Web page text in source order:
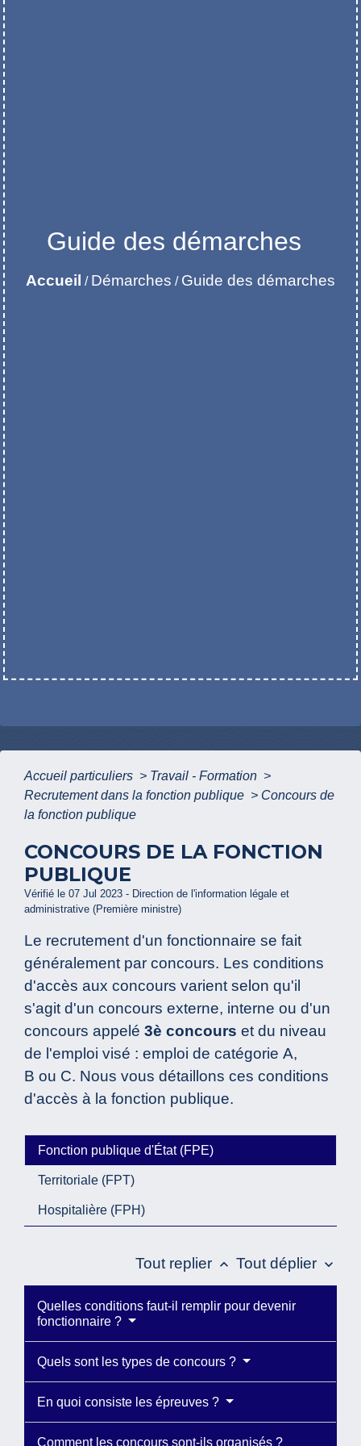
Guide des démarches
Accueil / Démarches / Guide des démarches
Accueil particuliers > Travail - Formation >
Recrutement dans la fonction publique > Concours de
la fonction publique
CONCOURS DE LA FONCTION
PUBLIQUE
Vérifié le 07 Jul 2023 - Direction de l'information légale et
administrative (Première ministre)
Le recrutement d'un fonctionnaire se fait
généralement par concours. Les conditions
d'accès aux concours varient selon qu'il
s'agit d'un concours externe, interne ou d'un
concours appelé 3è concours et du niveau
de l'emploi visé : emploi de catégorie A,
B ou C. Nous vous détaillons ces conditions
d'accès à la fonction publique.
Fonction publique d'État (FPE)
Territoriale (FPT)
Hospitalière (FPH)
Tout replier keyboard_arrow_up Tout déplier keyboard_arrow_down
Quelles conditions faut-il remplir pour devenir
fonctionnaire ?
Quels sont les types de concours ?
En quoi consiste les épreuves ?
Comment les concours sont-ils organisés ?